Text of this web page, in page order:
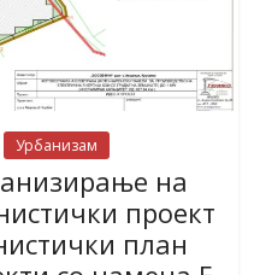
Урбанизам
на
проект
план